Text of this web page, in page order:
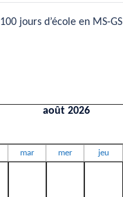
100 jours d’école en MS-GS
août 2026
mar mer jeu